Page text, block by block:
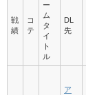
戦
績
コ
テ
ー
ム
タ
イ
ト
ル
DL
先
ア